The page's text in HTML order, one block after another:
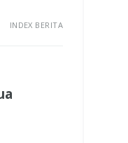
INDEX BERITA